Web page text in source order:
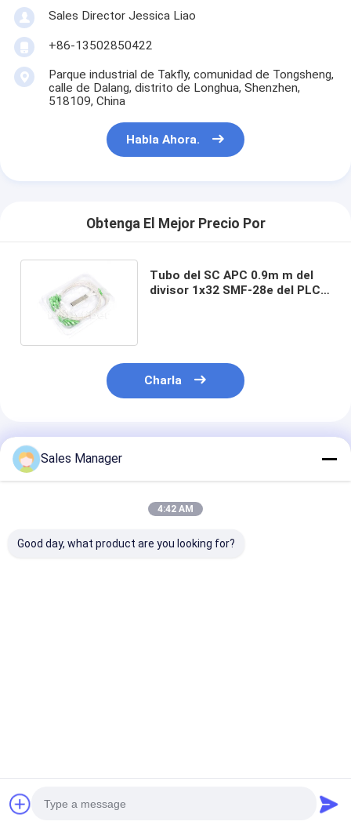
Sales Director Jessica Liao
+86-13502850422
Parque industrial de Takfly, comunidad de Tongsheng,
calle de Dalang, distrito de Longhua, Shenzhen,
518109, China
Habla Ahora.
Obtenga El Mejor Precio Por
Tubo del SC APC 0.9m m del
divisor 1x32 SMF-28e del PLC
Charla
Productos Recomendados
Sales Manager
4:42 AM
Good day, what product are you looking for?